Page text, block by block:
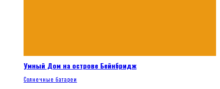
Умный Дом на острове Бейнбридж
Солнечные батареи